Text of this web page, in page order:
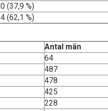
(37,9 %)
(62,1 %)
Antal män
64
487
478
425
228